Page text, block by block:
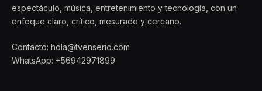
espectáculo, música, entretenimiento y tecnología, con un
enfoque claro, crítico, mesurado y cercano.
Contacto: hola@tvenserio.com
WhatsApp: +56942971899